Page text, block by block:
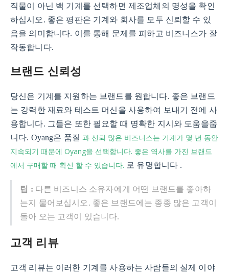
직물이 아닌 백 기계를 선택하면 제조업체의 명성을 확인
하십시오. 좋은 평판은 기계와 회사를 모두 신뢰할 수 있
음을 의미합니다. 이를 통해 문제를 피하고 비즈니스가 잘
작동합니다.
브랜드 신뢰성
당신은 기계를 지원하는 브랜드를 원합니다. 좋은 브랜드
는 강력한 재료와 테스트 머신을 사용하여 보내기 전에 사
용합니다. 그들은 또한 필요할 때 명확한 지시와 도움을줍
니다. Oyang은 품질과 신뢰 많은 비즈니스는 기계가 몇 년 동안
지속되기 때문에 Oyang을 선택합니다. 좋은 역사를 가진 브랜드
에서 구매할 때 확신 할 수 있습니다. 로 유명합니다 .
팁 : 다른 비즈니스 소유자에게 어떤 브랜드를 좋아하
는지 물어보십시오. 좋은 브랜드에는 종종 많은 고객이
돌아 오는 고객이 있습니다.
고객 리뷰
고객 리뷰는 이러한 기계를 사용하는 사람들의 실제 이야